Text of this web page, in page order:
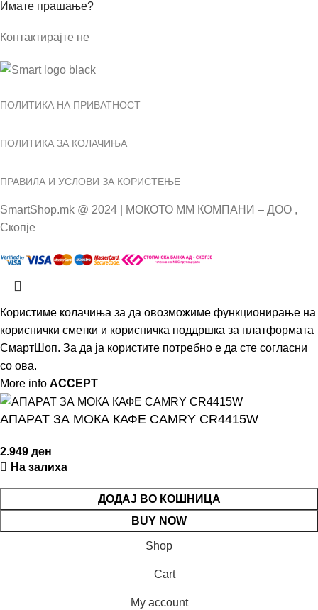
Имате прашање?
Контактирајте не
ПОЛИТИКА НА ПРИВАТНОСТ
ПОЛИТИКА ЗА КОЛАЧИЊА
ПРАВИЛА И УСЛОВИ ЗА КОРИСТЕЊЕ
SmartShop.mk @ 2024 | МОКОТО ММ КОМПАНИ – ДОО ,
Скопје
Користиме колачиња за да овозможиме функционирање на
кориснички сметки и корисничка поддршка за платформата
СмартШоп. За да ја користите потребно е да сте согласни
со ова.
More info ACCEPT
АПАРАТ ЗА МОКА КАФЕ CAMRY CR4415W
2.949 ден
На залиха
ДОДАЈ ВО КОШНИЦА
BUY NOW
Shop
Cart
My account